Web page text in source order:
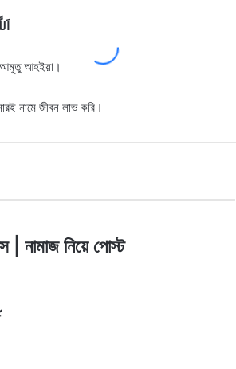
আমুতু আহইয়া।
নামে জীবন লাভ করি।
| নামাজ নিয়ে পোস্ট